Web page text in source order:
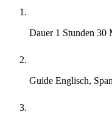
Dauer 1 Stunden 30
Guide Englisch,